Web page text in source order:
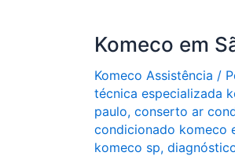
Komeco em
Komeco Assistência /
técnica especializada
paulo, conserto ar
condicionado komeco
komeco sp,